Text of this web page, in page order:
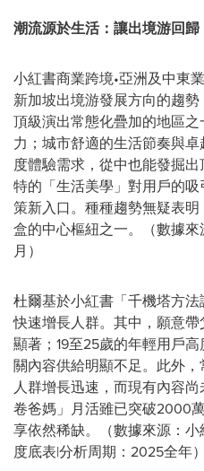
潮流源於生活：讓出境游回歸
小紅書商業跨境•亞洲及中東
新加坡出境游發展方向的趨
頂級演出常態化疊加的地區
力；城市舒適的生活節奏與
度體驗需求，從中也能發掘
特的「生活美學」對用戶的
策新入口。種種趨勢無疑表
盒的中心樞紐之一。（數據
月）
杜爾基於小紅書「千機塔方
快速增長人群。其中，願意
顯著；19至25歲的年輕用戶
關內容供給明顯不足。此外
人群增長迅速，而現有內容
卷爸媽」月活雖已突破2000
享依然稀缺。（數據來源：
度底表|分析周期：2025全年）